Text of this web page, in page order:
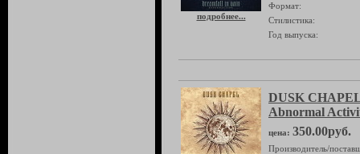
подробнее...
Формат:
Стилистика:
Год выпуска:
DUSK
Abnormal
цена: 350.00руб.
Производитель/